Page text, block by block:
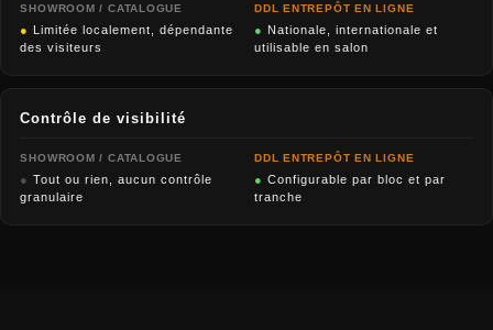
SHOWROOM / CATALOGUE
● Limitée localement, dépendante
des visiteurs
DDL ENTREPÔT EN LIGNE
● Nationale, internationale et
utilisable en salon
Contrôle de visibilité
SHOWROOM / CATALOGUE
● Tout ou rien, aucun contrôle
granulaire
DDL ENTREPÔT EN LIGNE
● Configurable par bloc et par
tranche